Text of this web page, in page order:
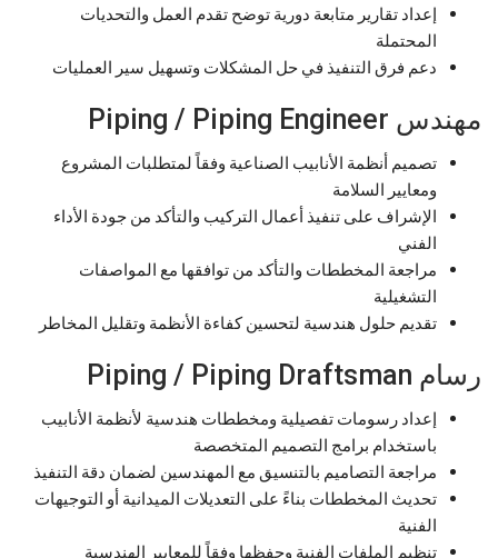
إعداد تقارير متابعة دورية توضح تقدم العمل والتحديات
المحتملة
دعم فرق التنفيذ في حل المشكلات وتسهيل سير العمليات
مهندس Piping / Piping Engineer
تصميم أنظمة الأنابيب الصناعية وفقاً لمتطلبات المشروع
ومعايير السلامة
الإشراف على تنفيذ أعمال التركيب والتأكد من جودة الأداء
الفني
مراجعة المخططات والتأكد من توافقها مع المواصفات
التشغيلية
تقديم حلول هندسية لتحسين كفاءة الأنظمة وتقليل المخاطر
رسام Piping / Piping Draftsman
إعداد رسومات تفصيلية ومخططات هندسية لأنظمة الأنابيب
باستخدام برامج التصميم المتخصصة
مراجعة التصاميم بالتنسيق مع المهندسين لضمان دقة التنفيذ
تحديث المخططات بناءً على التعديلات الميدانية أو التوجيهات
الفنية
تنظيم الملفات الفنية وحفظها وفقاً للمعايير الهندسية